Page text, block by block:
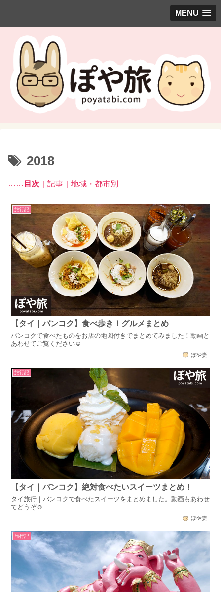
MENU
2018
…… 目次 ｜記事｜地域・都市別
旅行記
【タイ｜バンコク】食べ歩き！グルメまとめ
バンコクで食べたものをお店の地図付きでまとめてみました！動画と
あわせてご覧ください☺
ぽや妻
旅行記
【タイ｜バンコク】絶対食べたいスイーツまとめ！
タイ旅行｜バンコクで食べたスイーツをまとめました。動画もあわせ
てどうぞ☺
ぽや妻
旅行記